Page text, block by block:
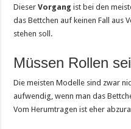
DieserVorgang ist bei den
das Bettchen auf keinen Fall aus
stehen soll.
Müssen Rollen
Die meisten Modelle sind zwar
aufwendig, wenn man das
Vom Herumtragen ist eher